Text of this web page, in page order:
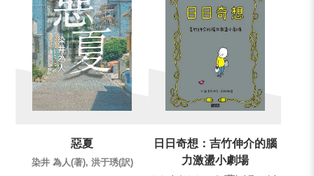
惡夏
染井 為人(著), 洪于琇(訳)
日日奇想：吉竹伸介的腦
力激盪小劇場